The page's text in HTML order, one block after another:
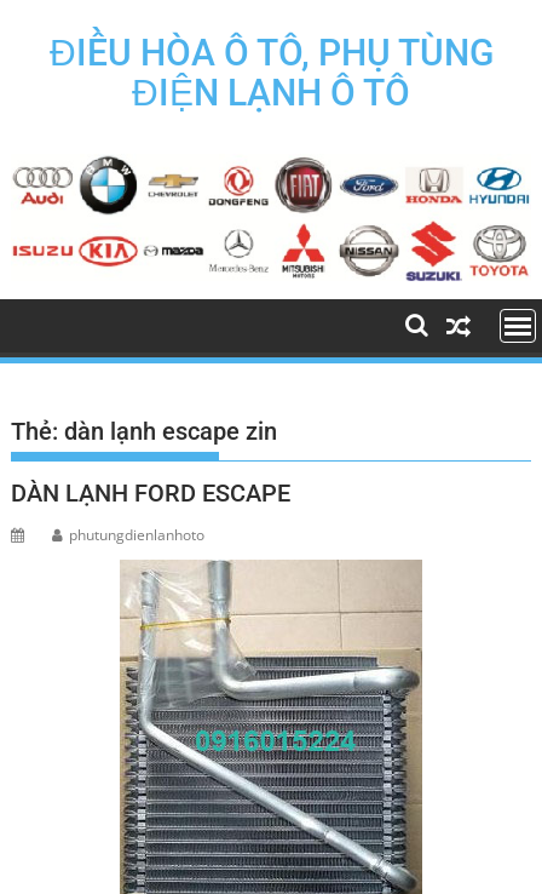
contentĐIỀU HÒA Ô TÔ, PHỤ TÙNG
ĐIỆN LẠNH Ô TÔ
Thẻ:dàn lạnh escape zin
DÀN LẠNH FORD ESCAPE
phutungdienlanhoto